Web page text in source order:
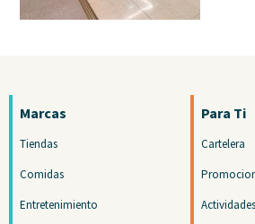
Marcas
Tiendas
Comidas
Entretenimiento
Para Ti
Cartelera
Actividades